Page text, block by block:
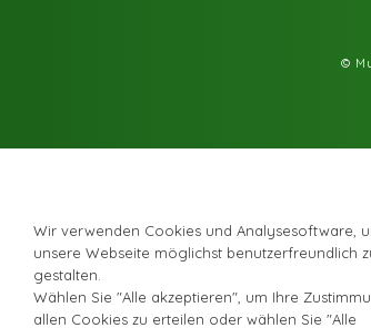
©
Wir verwenden Cookies und Analysesoftware,
unsere Webseite möglichst benutzerfreundlich
gestalten.
Wählen Sie "Alle akzeptieren", um Ihre
allen Cookies zu erteilen oder wählen Sie "Alle